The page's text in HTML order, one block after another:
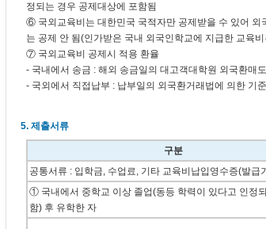
정되는 경우 공제대상에 포함됨
⑥ 국외교육비는 대한민국 국적자만 공제받을 수 있어 외
는 공제 안 됨(인가받은 국내 외국인학교에 지급한 교육
⑦ 국외교육비 공제시 적용 환율
- 국내에서 송금 : 해외 송금일의 대고객대학원 외국환매
- 국외에서 직접납부 : 납부일의 외국환거래법에 의한 기
5. 제출서류
구분
공통서류 : 입학금, 수업료, 기타 교육비납입영수증(발급
① 국내에서 중학교 이상 졸업(동등 학력이 있다고 인정
함) 후 유학한 자